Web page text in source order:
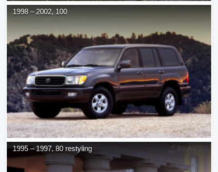
1998 – 2002, 100
1995–1997,80 restyling